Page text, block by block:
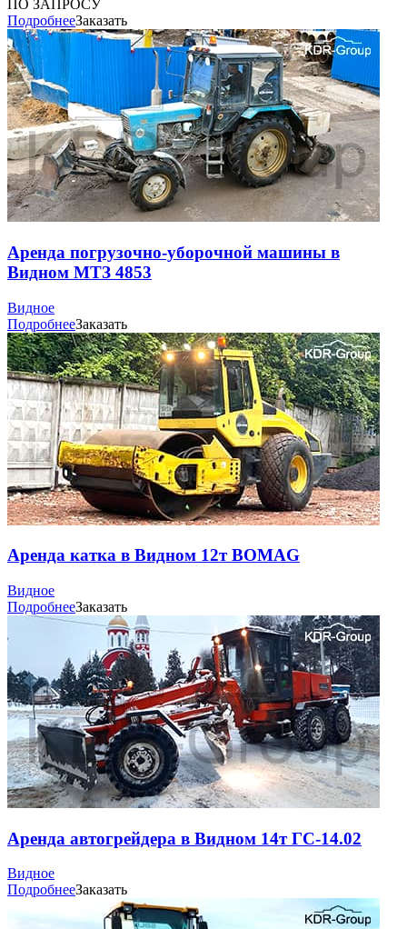
ПО ЗАПРОСУ
ПодробнееЗаказать
Аренда погрузочно-уборочной машины в
Видном МТЗ 4853
Видное
ПодробнееЗаказать
Аренда катка в Видном 12т BOMAG
Видное
ПодробнееЗаказать
Аренда автогрейдера в Видном 14т ГС-14.02
Видное
ПодробнееЗаказать